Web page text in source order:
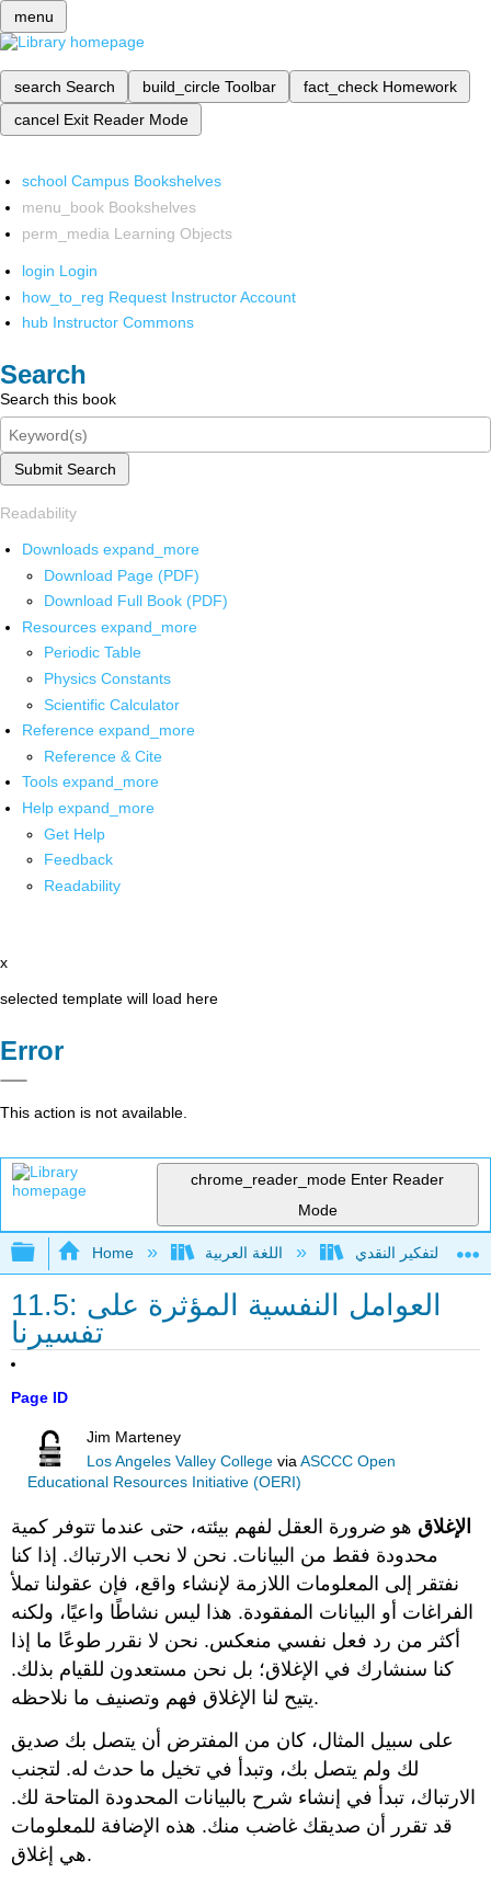
menu
search Search build_circle Toolbar fact_check Homework
cancel Exit Reader Mode
school Campus Bookshelves
menu_book Bookshelves
perm_media Learning Objects
login Login
how_to_reg Request Instructor Account
hub Instructor Commons
Search
Search this book
Submit Search
Readability
Downloads expand_more
Download Page (PDF)
Download Full Book (PDF)
Resources expand_more
Periodic Table
Physics Constants
Scientific Calculator
Reference expand_more
Reference & Cite
Tools expand_more
Help expand_more
Get Help
Feedback
Readability
x
selected template will load here
Error
This action is not available.
chrome_reader_mode Enter Reader
Mode
Expand/collapse global hierarchy
Home
11.5: العوامل النفسية المؤثرة على
تفسيرنا
Page ID
Jim Marteney
Los Angeles Valley College viaASCCC Open
Educational Resources Initiative (OERI)
الإغلاق هو ضرورة العقل لفهم بيئته، حتى عندما تتوفر كمية
محدودة فقط من البيانات. نحن لا نحب الارتباك. إذا كنا
نفتقر إلى المعلومات اللازمة لإنشاء واقع، فإن عقولنا تملأ
الفراغات أو البيانات المفقودة. هذا ليس نشاطًا واعيًا، ولكنه
أكثر من رد فعل نفسي منعكس. نحن لا نقرر طوعًا ما إذا
كنا سنشارك في الإغلاق؛ بل نحن مستعدون للقيام بذلك.
يتيح لنا الإغلاق فهم وتصنيف ما نلاحظه.
على سبيل المثال، كان من المفترض أن يتصل بك صديق
لك ولم يتصل بك، وتبدأ في تخيل ما حدث له. لتجنب
الارتباك، تبدأ في إنشاء شرح بالبيانات المحدودة المتاحة لك.
قد تقرر أن صديقك غاضب منك. هذه الإضافة للمعلومات
هي إغلاق.